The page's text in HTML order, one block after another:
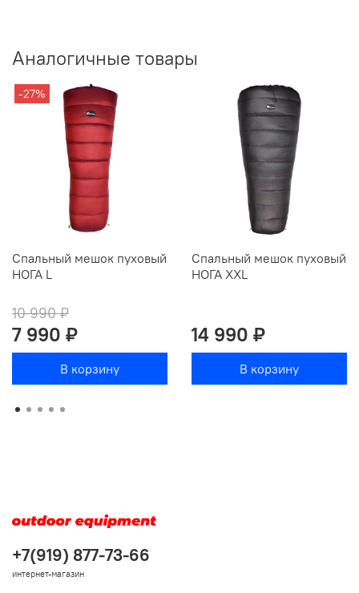
Аналогичные товары
-27%
Спальный мешок пуховый
НОГА L
10 990 ₽
7 990 ₽
В корзину
Спальный мешок пуховый
НОГА XXL
14 990 ₽
В корзину
+7(919) 877-73-66
интернет-магазин